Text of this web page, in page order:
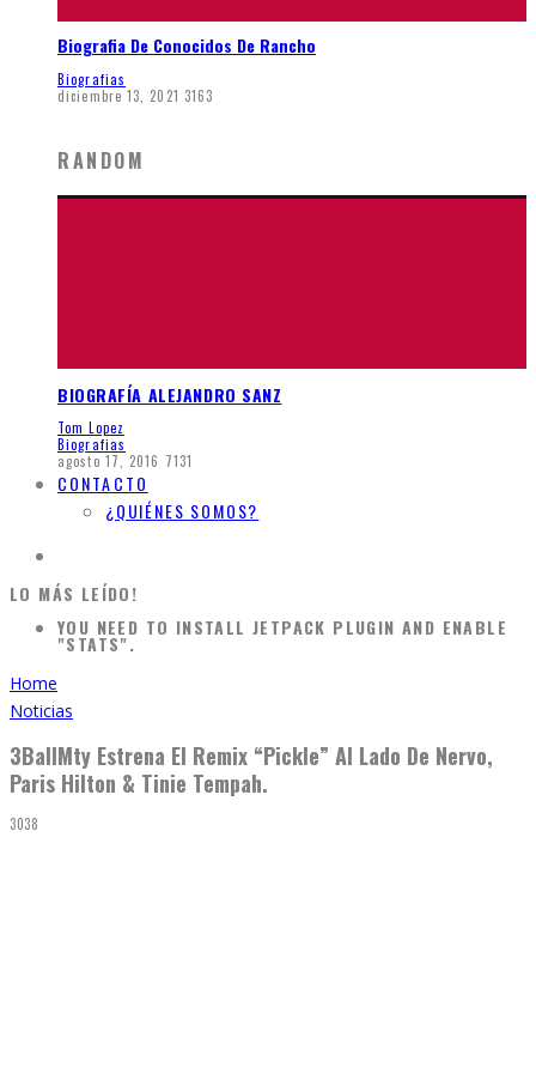
Biografia De Conocidos De Rancho
Biografias
diciembre 13, 2021 3163
RANDOM
BIOGRAFÍA ALEJANDRO SANZ
Tom Lopez
Biografias
agosto 17, 2016 7131
CONTACTO
¿QUIÉNES SOMOS?
LO MÁS LEÍDO!
YOU NEED TO INSTALL JETPACK PLUGIN AND ENABLE
"STATS".
Home
Noticias
3BallMty Estrena El Remix “Pickle” Al Lado De Nervo,
Paris Hilton & Tinie Tempah.
3038